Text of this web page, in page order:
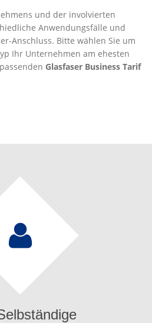
und der involvierten
Anwendungsfälle und
Anschluss. Bitte wählen Sie um
Ihr Unternehmen am ehesten
Glasfaser Business Tarif